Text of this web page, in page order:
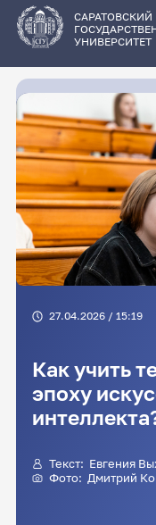
основному
содержанию
САРАТОВСКИЙ
УНИВЕРСИТЕТ
27.04.2026 / 15:19
Как учить
эпоху
Текст: Евгения
Фото: Дмитрий